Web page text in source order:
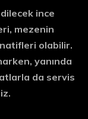
ince
mezenin
olabilir.
yanında
da servis